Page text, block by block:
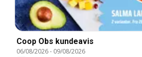
Coop Obs kundeavis
06/08/2026- 09/08/2026